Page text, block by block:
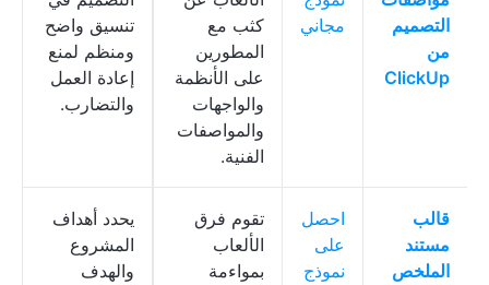
التصميم
من
ClickUp
مجاني
كثب مع
المطورين
على الأنظمة
والواجهات
والمواصفات
الفنية.
تنسيق واضح
ومنظم لمنع
إعادة العمل
والتضارب.
قالب
مستند
الملخص
احصل
على
نموذج
تقوم فرق
الألعاب
بمواءمة
يحدد أهداف
المشروع
والهدف